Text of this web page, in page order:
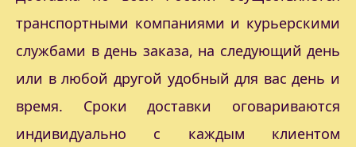
транспортными компаниями и курьерскими
службами в день заказа, на следующий день
или в любой другой удобный для вас день и
время. Сроки доставки оговариваются
индивидуально с каждым клиентом